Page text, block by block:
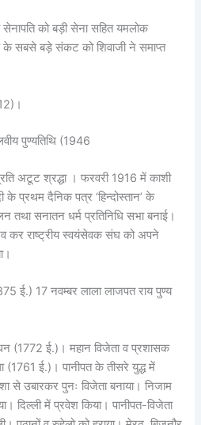
को बड़ी सेना सहित यमलोक
सबसे बड़े संकट को शिवाजी ने समाप्त
पुण्यतिथि (1946
अटूट श्रद्धा । फरवरी 1916 में काशी
के प्रथम दैनिक पत्र ‘हिन्दोस्तान’ के
तथा सनातन धर्म प्रतिनिधि सभा बनाई।
कर राष्ट्रीय स्वयंसेवक संघ को अपने
ई.) 17 नवम्बर लाला लाजपत राय पुण्य
(1772 ई.)। महान विजेता व प्रशासक
(1761 ई.)। पानीपत के तीसरे युद्ध में
से उबारकर पुनः विजेता बनाया। निजाम
दिल्ली में प्रवेश किया। पानीपत-विजेता